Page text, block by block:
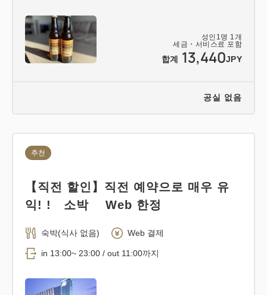
성인 1명 1개
세금・서비스료 포함
합계 13,440JPY
공실 없음
추천
【직전 할인】직전 예약으로 매우 유
익! ! 소박 Web 한정
숙박(식사 없음) Web 결제
in 13:00~ 23:00 / out 11:00까지